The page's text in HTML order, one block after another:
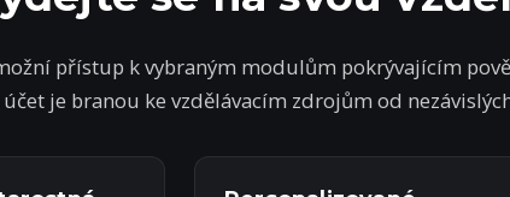
přístup k vybraným modulům pokrývajícím
účet je branou ke vzdělávacím zdrojům od